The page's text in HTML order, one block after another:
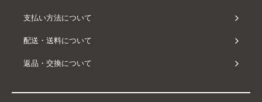
支払い方法について
配送・送料について
返品・交換について